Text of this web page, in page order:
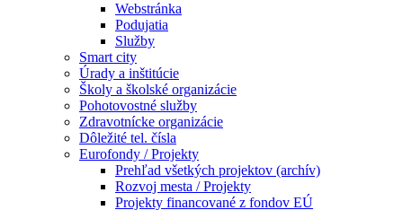
Webstránka
Podujatia
Služby
Smart city
Úrady a inštitúcie
Školy a školské organizácie
Pohotovostné služby
Zdravotnícke organizácie
Dôležité tel. čísla
Eurofondy / Projekty
Prehľad všetkých projektov (archív)
Rozvoj mesta / Projekty
Projekty financované z fondov EÚ